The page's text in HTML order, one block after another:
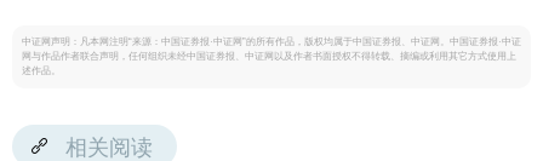
中证网声明：凡本网注明“来源：中国证券报·中证网”的所有作品，版权均属于中国证券报、中证网。中国证券报·中证
网与作品作者联合声明，任何组织未经中国证券报、中证网以及作者书面授权不得转载、摘编或利用其它方式使用上
述作品。
相关阅读